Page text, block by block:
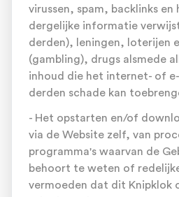
virussen, spam, backlinks en
dergelijke informatie
derden), leningen, loterijen
(gambling), drugs alsmede
inhoud die het internet- of
derden schade kan
- Het opstarten en/of
via de Website zelf, van
programma's waarvan de
behoort te weten of
vermoeden dat dit Knipklok